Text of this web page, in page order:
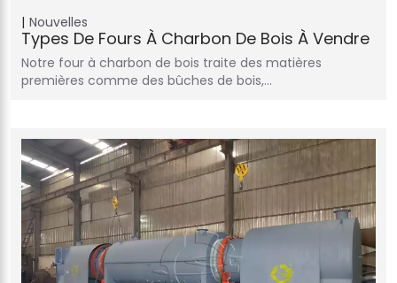
Nouvelles
Types De Fours À Charbon De Bois À Vendre
Notre four à charbon de bois traite des matières
premières comme des bûches de bois,…